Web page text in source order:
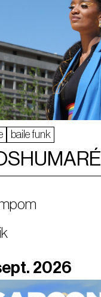
baile funk
2026